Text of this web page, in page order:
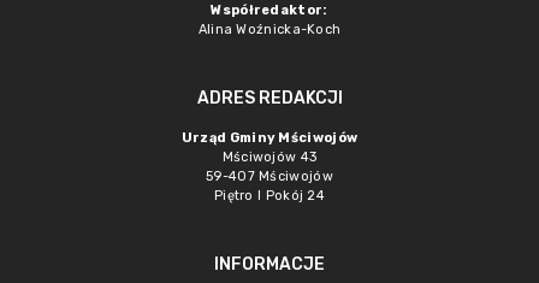
Współredaktor:
Alina Woźnicka-Koch
ADRES REDAKCJI
Urząd Gminy Mściwojów
Mściwojów 43
59-407 Mściwojów
Piętro I Pokój 24
INFORMACJE